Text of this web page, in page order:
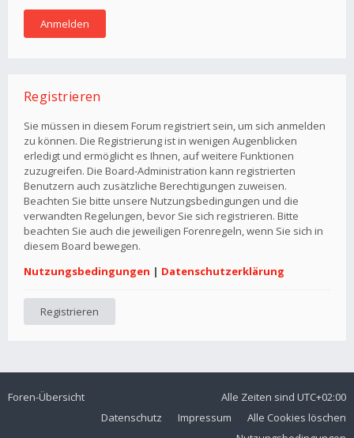
Registrieren
Sie müssen in diesem Forum registriert sein, um sich anmelden
zu können. Die Registrierung ist in wenigen Augenblicken
erledigt und ermöglicht es Ihnen, auf weitere Funktionen
zuzugreifen. Die Board-Administration kann registrierten
Benutzern auch zusätzliche Berechtigungen zuweisen.
Beachten Sie bitte unsere Nutzungsbedingungen und die
verwandten Regelungen, bevor Sie sich registrieren. Bitte
beachten Sie auch die jeweiligen Forenregeln, wenn Sie sich in
diesem Board bewegen.
Nutzungsbedingungen | Datenschutzerklärung
Registrieren
Foren-Übersicht Alle Zeiten sind UTC+02:00
Alle Cookies löschen
Impressum
Datenschutz